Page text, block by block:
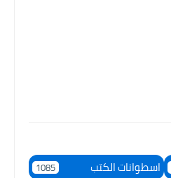
اسطوانات الكتب 1085